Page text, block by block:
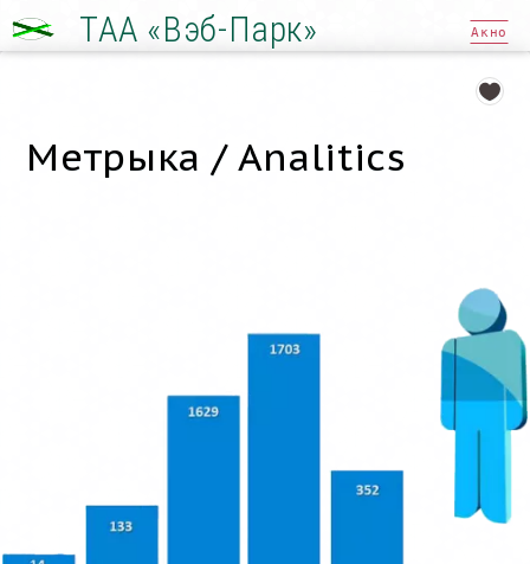
ТАА «Вэб-Парк» Акно
Метрыка / Analitics